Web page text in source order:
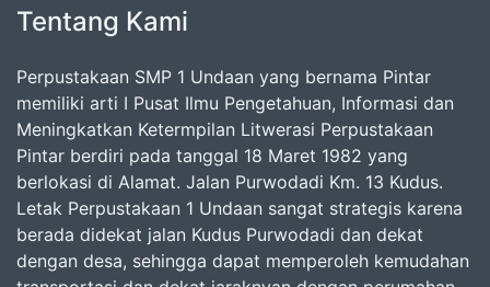
Tentang Kami
Perpustakaan SMP 1 Undaan yang bernama Pintar
memiliki arti I Pusat Ilmu Pengetahuan, Informasi dan
Meningkatkan Ketermpilan Litwerasi Perpustakaan
Pintar berdiri pada tanggal 18 Maret 1982 yang
berlokasi di Alamat. Jalan Purwodadi Km. 13 Kudus.
Letak Perpustakaan 1 Undaan sangat strategis karena
berada didekat jalan Kudus Purwodadi dan dekat
dengan desa, sehingga dapat memperoleh kemudahan